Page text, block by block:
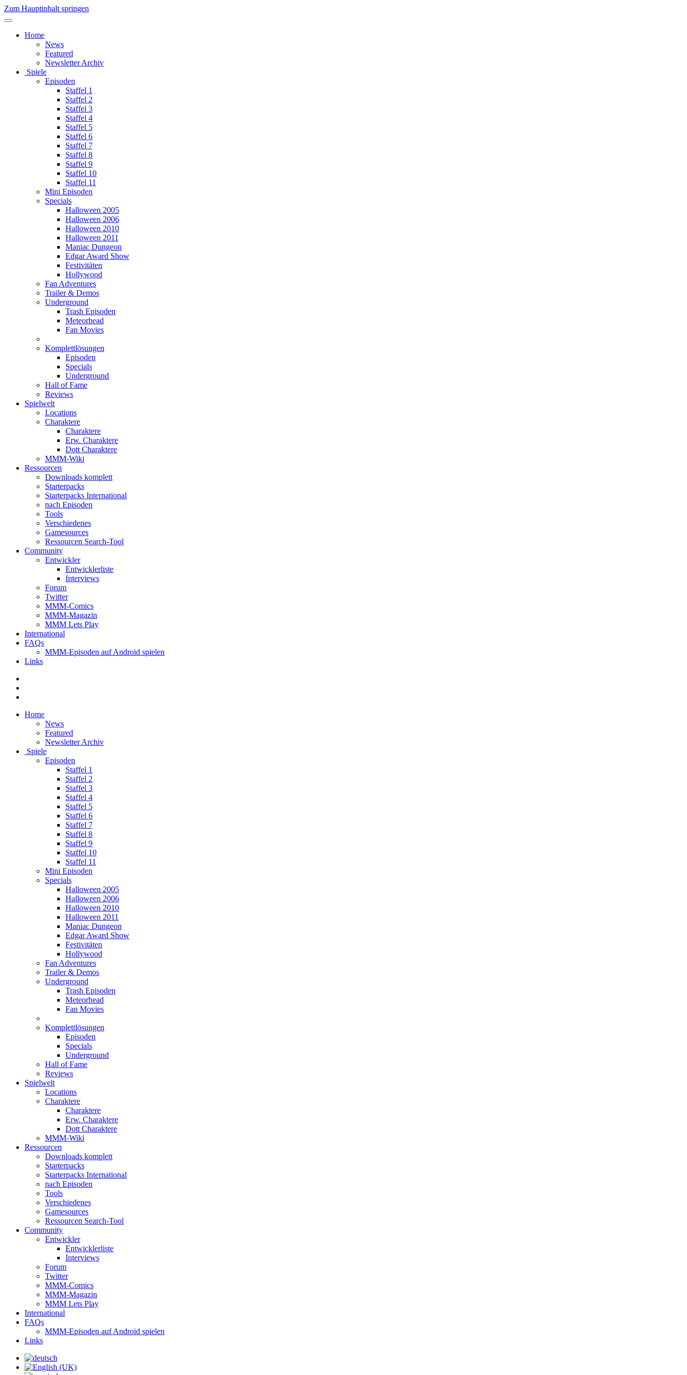
Zum Hauptinhalt springen
Home
News
Featured
Newsletter Archiv
Spiele
Episoden
Staffel 1
Staffel 2
Staffel 3
Staffel 4
Staffel 5
Staffel 6
Staffel 7
Staffel 8
Staffel 9
Staffel 10
Staffel 11
Mini Episoden
Specials
Halloween 2005
Halloween 2006
Halloween 2010
Halloween 2011
Maniac Dungeon
Edgar Award Show
Festivitäten
Hollywood
Fan Adventures
Trailer & Demos
Underground
Trash Episoden
Meteorhead
Fan Movies
Komplettlösungen
Episoden
Specials
Underground
Hall of Fame
Reviews
Spielwelt
Locations
Charaktere
Charaktere
Erw. Charaktere
Dott Charaktere
MMM-Wiki
Ressourcen
Downloads komplett
Starterpacks
Starterpacks International
nach Episoden
Tools
Verschiedenes
Gamesources
Ressourcen Search-Tool
Community
Entwickler
Entwicklerliste
Interviews
Forum
Twitter
MMM-Comics
MMM-Magazin
MMM Lets Play
International
FAQs
MMM-Episoden auf Android spielen
Links
Home
News
Featured
Newsletter Archiv
Spiele
Episoden
Staffel 1
Staffel 2
Staffel 3
Staffel 4
Staffel 5
Staffel 6
Staffel 7
Staffel 8
Staffel 9
Staffel 10
Staffel 11
Mini Episoden
Specials
Halloween 2005
Halloween 2006
Halloween 2010
Halloween 2011
Maniac Dungeon
Edgar Award Show
Festivitäten
Hollywood
Fan Adventures
Trailer & Demos
Underground
Trash Episoden
Meteorhead
Fan Movies
Komplettlösungen
Episoden
Specials
Underground
Hall of Fame
Reviews
Spielwelt
Locations
Charaktere
Charaktere
Erw. Charaktere
Dott Charaktere
MMM-Wiki
Ressourcen
Downloads komplett
Starterpacks
Starterpacks International
nach Episoden
Tools
Verschiedenes
Gamesources
Ressourcen Search-Tool
Community
Entwickler
Entwicklerliste
Interviews
Forum
Twitter
MMM-Comics
MMM-Magazin
MMM Lets Play
International
FAQs
MMM-Episoden auf Android spielen
Links